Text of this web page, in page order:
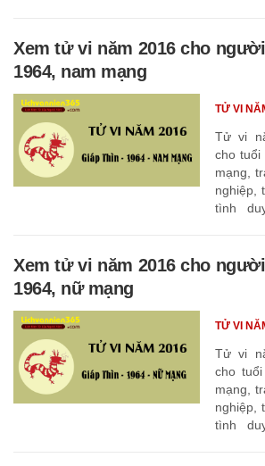
Xem tử vi năm 2016 cho
1964, nam mạng
Tử vi
cho tuổi
mạng,
nghiệp,
tình
TỬ VI
Xem tử vi năm 2016 cho
1964, nữ mạng
Tử vi
cho
mạng,
nghiệp,
tình
TỬ VI